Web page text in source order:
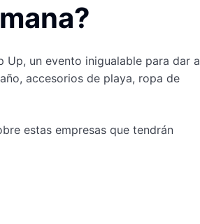
Up, un evento inigualable para dar a
accesorios de playa, ropa de
estas empresas que tendrán